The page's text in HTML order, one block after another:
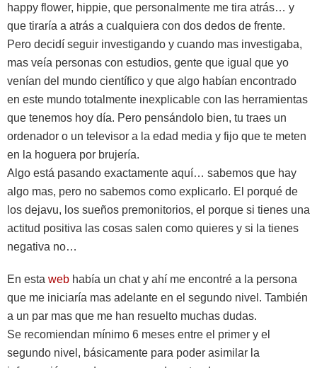
happy flower, hippie, que personalmente me tira atrás… y
que tiraría a atrás a cualquiera con dos dedos de frente.
Pero decidí seguir investigando y cuando mas investigaba,
mas veía personas con estudios, gente que igual que yo
venían del mundo científico y que algo habían encontrado
en este mundo totalmente inexplicable con las herramientas
que tenemos hoy día. Pero pensándolo bien, tu traes un
ordenador o un televisor a la edad media y fijo que te meten
en la hoguera por brujería.
Algo está pasando exactamente aquí… sabemos que hay
algo mas, pero no sabemos como explicarlo. El porqué de
los dejavu, los sueños premonitorios, el porque si tienes una
actitud positiva las cosas salen como quieres y si la tienes
negativa no…
En esta web había un chat y ahí me encontré a la persona
que me iniciaría mas adelante en el segundo nivel. También
a un par mas que me han resuelto muchas dudas.
Se recomiendan mínimo 6 meses entre el primer y el
segundo nivel, básicamente para poder asimilar la